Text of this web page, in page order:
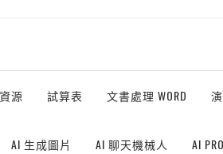
源 試算表 文書處理 WORD
AI 生成圖片 AI 聊天機械人 AI